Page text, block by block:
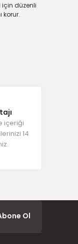
için düzenli
korur.
içeriği
14
Ol